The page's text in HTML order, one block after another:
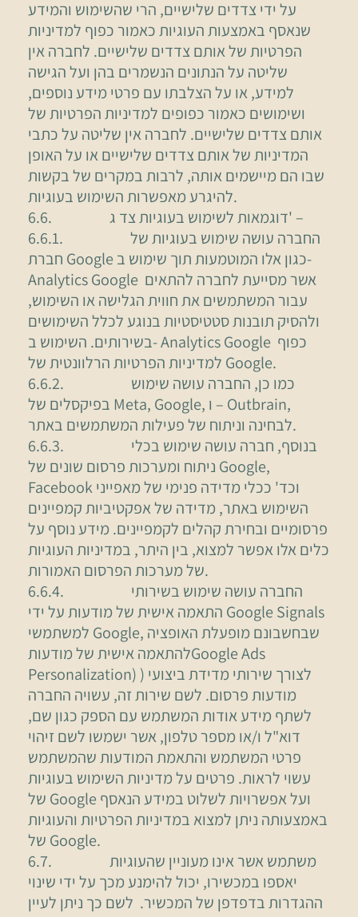
על ידי צדדים שלישיים, הרי שהשימוש והמידע
שנאסף באמצעות העוגיות כאמור כפוף למדיניות
הפרטיות של אותם צדדים שלישיים. לחברה אין
שליטה על הנתונים הנשמרים בהן ועל הגישה
למידע, או על הצלבתו עם פרטי מידע נוספים,
ושימושים כאמור כפופים למדיניות הפרטיות של
אותם צדדים שלישיים. לחברה אין שליטה על כתבי
המדיניות של אותם צדדים שלישיים או על האופן
שבו הם מיישמים אותה, לרבות במקרים של בקשות
להיגרע מאפשרות השימוש בעוגיות.
6.6. דוגמאות לשימוש בעוגיות צד ג' –
6.6.1. החברה עושה שימוש בעוגיות של
חברת Google כגון אלו המוטמעות תוך שימוש ב-
Analytics Google אשר מסייעת לחברה להתאים
עבור המשתמשים את חווית הגלישה או השימוש,
ולהסיק תובנות סטטיסטיות בנוגע לכלל השימושים
בשירותים. השימוש ב- Analytics Google כפוף
למדיניות הפרטיות הרלוונטית של Google.
6.6.2. כמו כן, החברה עושה שימוש
בפיקסלים של Meta, Google, ו – Outbrain,
לבחינה וניתוח של פעילות המשתמשים באתר.
6.6.3. בנוסף, חברה עושה שימוש בכלי
ניתוח ומערכות פרסום שונים של Google,
Facebook וכד' ככלי מדידה פנימי של מאפייני
השימוש באתר, מדידה של אפקטיביות קמפיינים
פרסומיים ובחירת קהלים לקמפיינים. מידע נוסף על
כלים אלו אפשר למצוא, בין היתר, במדיניות העוגיות
של מערכות הפרסום האמורות.
6.6.4. החברה עושה שימוש בשירותי
התאמה אישית של מודעות על ידי Google Signals
למשתמשי Google, שבחשבונם מופעלת האופציה
להתאמה אישית של מודעותGoogle Ads
Personalization) ) לצורך שירותי מדידת ביצועי
מודעות פרסום. לשם שירות זה, עשויה החברה
לשתף מידע אודות המשתמש עם הספק כגון שם,
דוא"ל ו/או מספר טלפון, אשר ישמשו לשם זיהוי
פרטי המשתמש והתאמת המודעות שהמשתמש
עשוי לראות. פרטים על מדיניות השימוש בעוגיות
של Google ועל אפשרויות לשלוט במידע הנאסף
באמצעותה ניתן למצוא במדיניות הפרטיות והעוגיות
של Google.
6.7. משתמש אשר אינו מעוניין שהעוגיות
יאספו במכשירו, יכול להימנע מכך על ידי שינוי
ההגדרות בדפדפן של המכשיר. לשם כך ניתן לעיין